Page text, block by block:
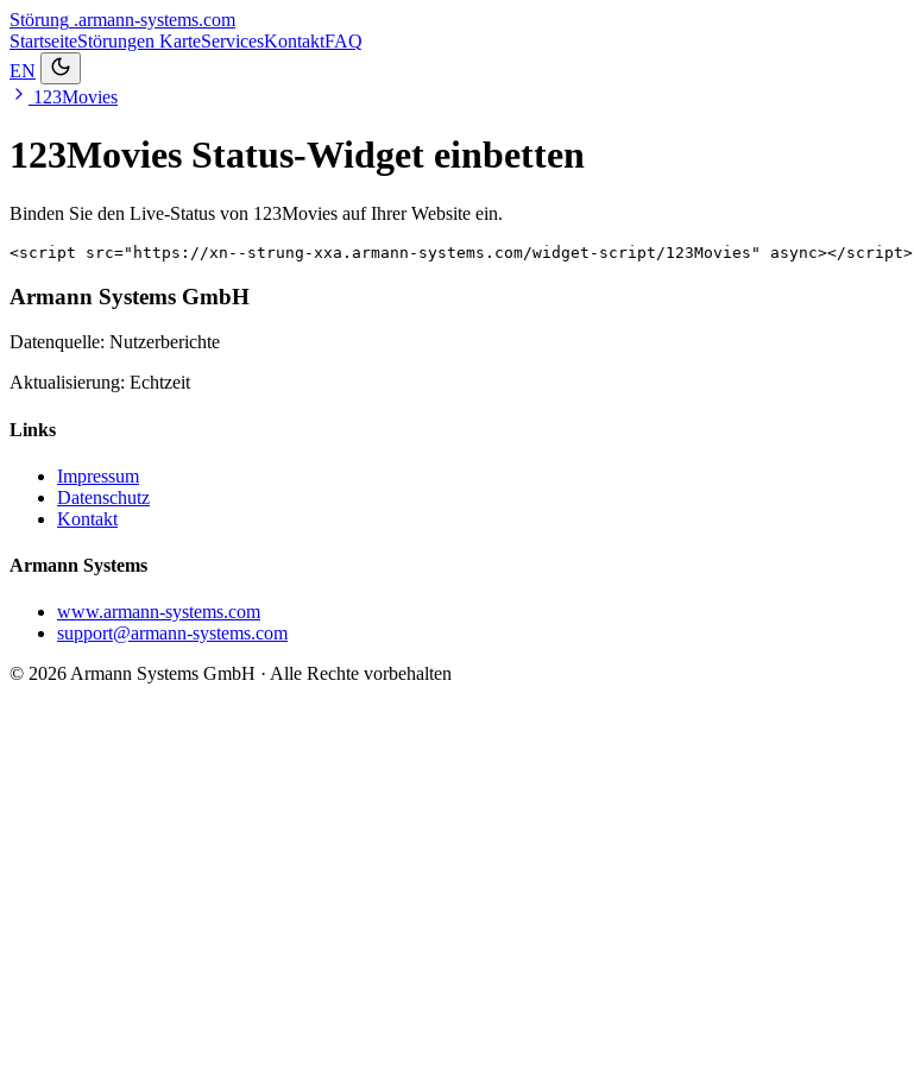
Störung .armann-systems.com
StartseiteStörungen KarteServicesKontaktFAQ
EN
123Movies
123Movies Status-Widget einbetten
Binden Sie den Live-Status von 123Movies auf Ihrer Website ein.
<script src="https://xn--strung-xxa.armann-systems.com/widget-script/123Movies" async></script>
Armann Systems GmbH
Datenquelle: Nutzerberichte
Aktualisierung: Echtzeit
Links
Impressum
Datenschutz
Kontakt
Armann Systems
www.armann-systems.com
support@armann-systems.com
© 2026 Armann Systems GmbH · Alle Rechte vorbehalten